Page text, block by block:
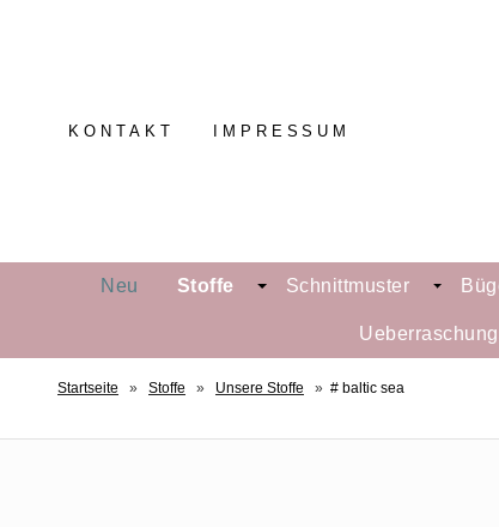
KONTAKT IMPRESSUM
Neu Stoffe Schnittmuster
Startseite » Stoffe » Unsere Stoffe » # baltic sea